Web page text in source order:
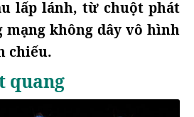
lấp lánh, từ chuột phát
mạng không dây vô hình
chiếu.
quang